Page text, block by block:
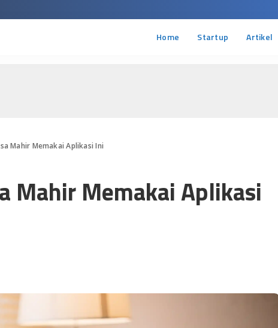
Home Startup Artikel
Mahir Memakai Aplikasi Ini
Mahir Memakai Aplikasi